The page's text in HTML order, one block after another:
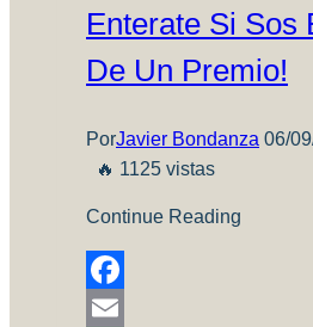
Enterate Si Sos
De Un Premio!
PorJavier Bondanza 06/
🔥 1125 vistas
Continue Reading
Facebook